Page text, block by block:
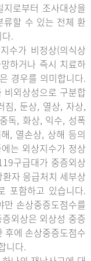
로부터 조사대상을
류할 수 있는 전체 환
.
수가 비정상(의식상
하거나 즉시 치료하
경우를 의미합니다.
외상성으로 구분합
짐, 둔상, 열상, 자상,
독, 화상, 익수, 성폭
, 열손상, 상해 등의
는 외상지수가 정상
구급대가 중증외상
자 응급처치 세부상
포함하고 있습니다.
손상중증도점수를
외상은 외상성 중증
후에 손상중증도점수
니다.